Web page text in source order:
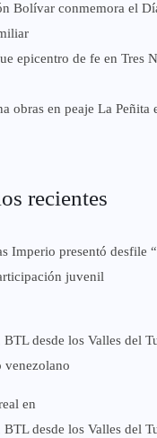
Bolívar conmemora el
epicentro de fe en Tres
obras en peaje La Peñita
recientes
Imperio presentó desfile
juvenil
BTL desde los Valles del
venezolano
en
BTL desde los Valles del